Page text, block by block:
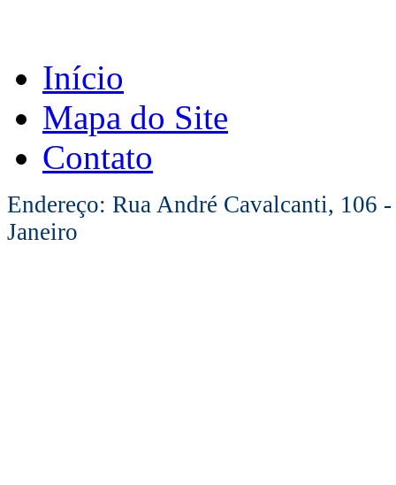
Início
Mapa do Site
Contato
Endereço: Rua André Cavalcanti, 106
Janeiro